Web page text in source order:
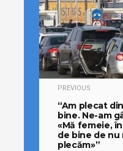
PREVIOUS
“Am plecat
bine. Ne-am
«Mă femeie,
de bine de nu
plecăm»”